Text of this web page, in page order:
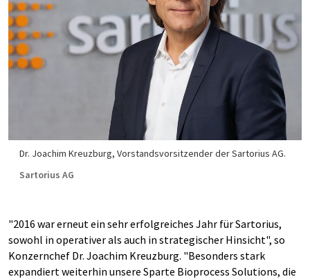
Dr. Joachim Kreuzburg, Vorstandsvorsitzender der Sartorius AG.
Sartorius AG
"2016 war erneut ein sehr erfolgreiches Jahr für Sartorius,
sowohl in operativer als auch in strategischer Hinsicht", so
Konzernchef Dr. Joachim Kreuzburg. "Besonders stark
expandiert weiterhin unsere Sparte Bioprocess Solutions, die